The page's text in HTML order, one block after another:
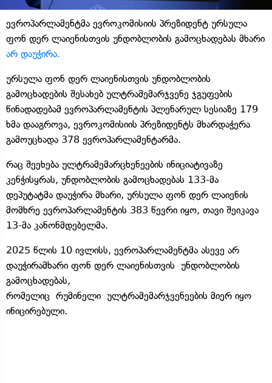
ევროპარლამენტმა ევროკომისიის პრეზიდენტ ურსულა
ფონ დერ ლაიენისთვის უნდობლობის გამოცხადებას მხარი
არ დაუჭირა.
ურსულა ფონ დერ ლაიენისთვის უნდობლობის
გამოცხადების შესახებ ულტრამემარჯვენე ჯგუფების
წინადადებამ ევროპარლამენტის პლენარულ სესიაზე 179
ხმა დააგროვა, ევროკომისიის პრეზიდენტს მხარდაჭერა
გამოუცხადა 378 ევროპარლამენტარმა.
რაც შეეხება ულტრამემარცხენეების ინიციატივაზე
კენჭისყრას, უნდობლობის გამოცხადებას 133-მა
დეპუტატმა დაუჭირა მხარი, ურსულა ფონ დერ ლაიენის
მომხრე ევროპარლამენტის 383 წევრი იყო, თავი შეიკავა
13-მა კანონმდებელმა.
2025 წლის 10 ივლისს, ევროპარლამენტმა ასევე არ
დაუჭირამხარი ფონ დერ ლაიენისთვის უნდობლობის
გამოცხადებას,
რომელიც რუმინელი ულტრამემარჯვენეების მიერ იყო
ინიცირებული.